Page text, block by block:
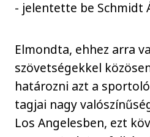
- jelentette be Schmidt
Elmondta, ehhez arra
szövetségekkel
határozni azt a
tagjai nagy
Los Angelesben, ezt